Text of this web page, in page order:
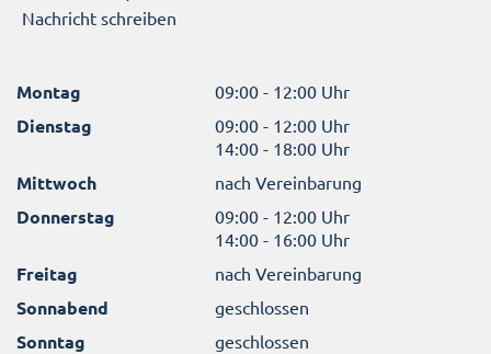
Nachricht schreiben
Montag 09:00 - 12:00 Uhr
Dienstag
09:00 - 12:00 Uhr
14:00 - 18:00 Uhr
Mittwoch nach Vereinbarung
Donnerstag
09:00 - 12:00 Uhr
14:00 - 16:00 Uhr
Freitag nach Vereinbarung
Sonnabend geschlossen
Sonntag geschlossen